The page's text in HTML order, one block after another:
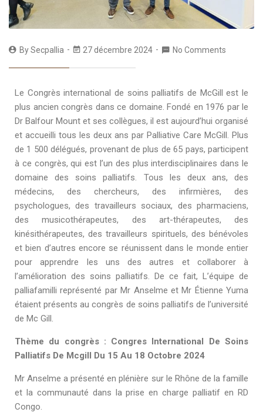
BySecpallia 27 décembre 2024 No Comments
Le Congrès international de soins palliatifs de McGill est le
plus ancien congrès dans ce domaine. Fondé en 1976 par le
Dr Balfour Mount et ses collègues, il est aujourd’hui organisé
et accueilli tous les deux ans par Palliative Care McGill. Plus
de 1 500 délégués, provenant de plus de 65 pays, participent
à ce congrès, qui est l’un des plus interdisciplinaires dans le
domaine des soins palliatifs. Tous les deux ans, des
médecins, des chercheurs, des infirmières, des
psychologues, des travailleurs sociaux, des pharmaciens,
des musicothérapeutes, des art-thérapeutes, des
kinésithérapeutes, des travailleurs spirituels, des bénévoles
et bien d’autres encore se réunissent dans le monde entier
pour apprendre les uns des autres et collaborer à
l’amélioration des soins palliatifs. De ce fait, L’équipe de
palliafamilli représenté par Mr Anselme et Mr Étienne Yuma
étaient présents au congrès de soins palliatifs de l’université
de Mc Gill.
Thème du congrès : Congres International De Soins
Palliatifs De Mcgill Du 15 Au 18 Octobre 2024
Mr Anselme a présenté en plénière sur le Rhône de la famille
et la communauté dans la prise en charge palliatif en RD
Congo.